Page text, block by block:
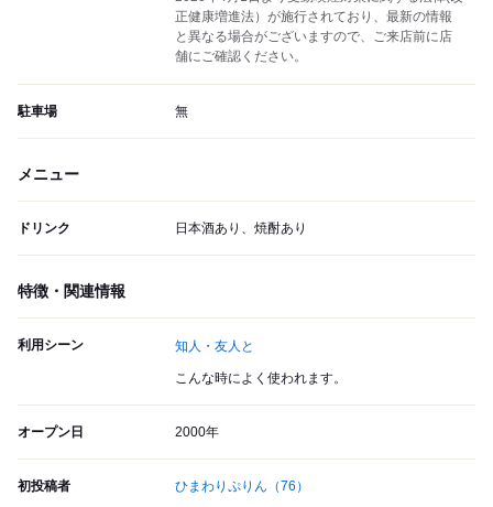
正健康増進法）が施行されており、最新の情報
と異なる場合がございますので、ご来店前に店
舗にご確認ください。
駐車場 無
メニュー
ドリンク 日本酒あり、焼酎あり
特徴・関連情報
利用シーン 知人・友人と
こんな時によく使われます。
オープン日 2000年
初投稿者 ひまわりぷりん （76）